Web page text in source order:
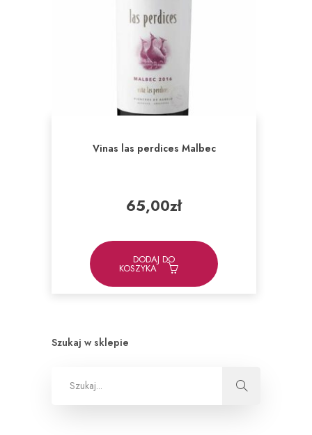
Vinas las perdices Malbec
65,00zł
DODAJ DO
KOSZYKA
Szukaj w sklepie